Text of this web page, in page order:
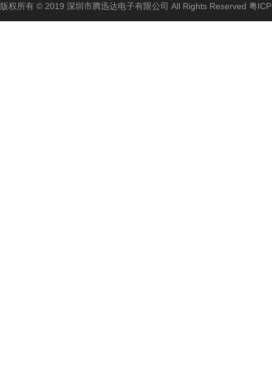
版权所有 © 2019 深圳市腾迅达电子有限公司 All Rights Reserved 粤